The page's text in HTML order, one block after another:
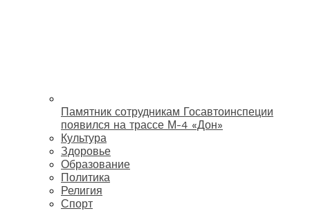
Памятник сотрудникам Госавтоинспеции
появился на трассе М-4 «Дон»
Культура
Здоровье
Образование
Политика
Религия
Спорт